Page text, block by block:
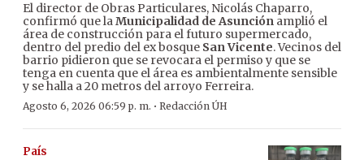
El director de Obras Particulares, Nicolás Chaparro,
confirmó que laMunicipalidad de Asunción amplió el
área de construcción para el futuro supermercado,
dentro del predio del ex bosque San Vicente. Vecinos del
barrio pidieron que se revocara el permiso y que se
tenga en cuenta que el área es ambientalmente sensible
y se halla a 20 metros del arroyo Ferreira.
Agosto 6, 2026 06:59 p. m. · Redacción ÚH
País